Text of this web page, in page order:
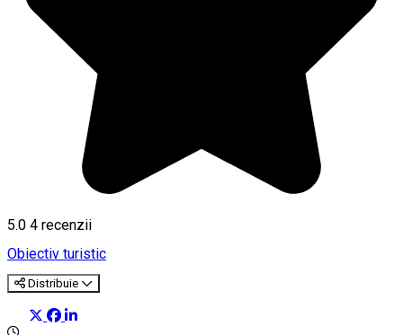
5.0 4 recenzii
Obiectiv turistic
Distribuie